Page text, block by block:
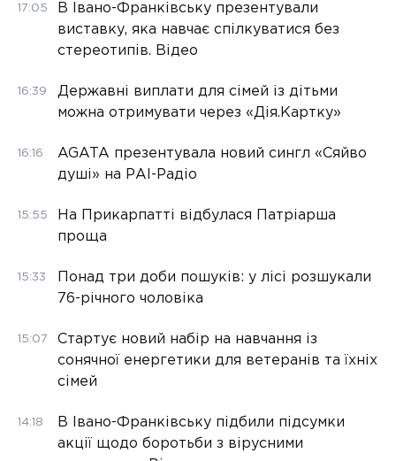
17:05
В Івано-Франківську презентували
виставку, яка навчає спілкуватися без
стереотипів. Відео
16:39
Державні виплати для сімей із дітьми
можна отримувати через «Дія.Картку»
16:16
AGATA презентувала новий сингл «Сяйво
душі» на РАІ-Радіо
15:55
На Прикарпатті відбулася Патріарша
проща
15:33
Понад три доби пошуків: у лісі розшукали
76-річного чоловіка
15:07
Стартує новий набір на навчання із
сонячної енергетики для ветеранів та їхніх
сімей
14:18
В Івано-Франківську підбили підсумки
акції щодо боротьби з вірусними